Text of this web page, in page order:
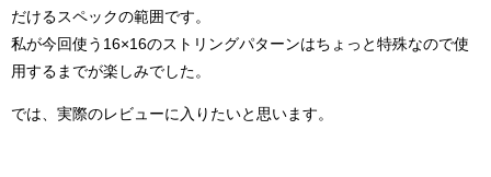
だけるスペックの範囲です。
私が今回使う16×16のストリングパターンはちょっと特殊なので使
用するまでが楽しみでした。
では、実際のレビューに入りたいと思います。